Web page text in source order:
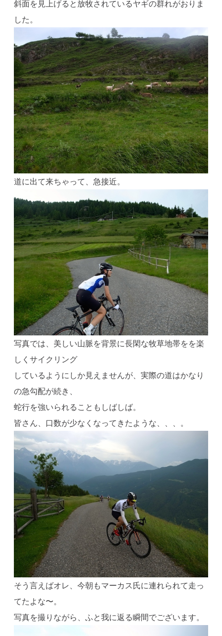
斜面を見上げると放牧されているヤギの群れがおりま
した。
道に出て来ちゃって、急接近。
写真では、美しい山脈を背景に長閑な牧草地帯をを楽
しくサイクリング
しているようにしか見えませんが、実際の道はかなり
の急勾配が続き、
蛇行を強いられることもしばしば。
皆さん、口数が少なくなってきたような、、、。
そう言えばオレ、今朝もマーカス氏に連れられて走っ
てたよな〜。
写真を撮りながら、ふと我に返る瞬間でございます。